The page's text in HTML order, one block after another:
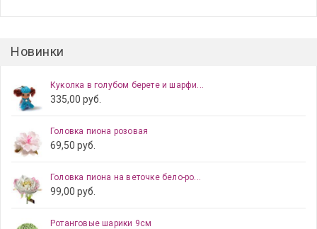
Новинки
Куколка в голубом берете и шарфи...
335,00 руб.
Головка пиона розовая
69,50 руб.
Головка пиона на веточке бело-ро...
99,00 руб.
Ротанговые шарики 9см